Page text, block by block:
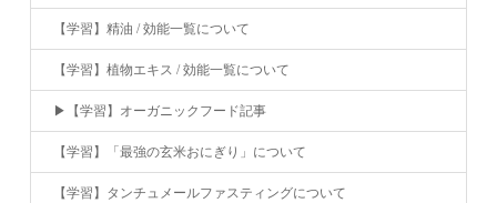
【学習】精油 / 効能一覧について
【学習】植物エキス / 効能一覧について
▶︎【学習】オーガニックフード記事
【学習】「最強の玄米おにぎり」について
【学習】タンチュメールファスティングについて